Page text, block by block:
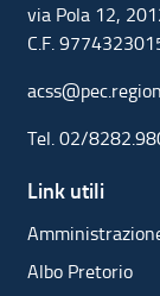
via Pola 12,
C.F.
Tel.02/
Link utili
Albo Pretorio